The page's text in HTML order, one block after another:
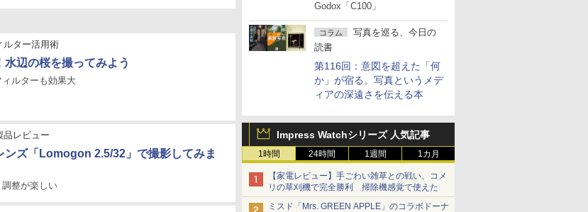
Godox「C100」
コラム
写真を巡る、今日の
読書
第116回：意図を超えた「何
か」が宿る。写真というメデ
ィアの深遠さを伝える本
Impress Watchシリーズ 人気記事
1時間 24時間 1週間 1カ月
【家電レビュー】手ごわい雑草との戦い、コメ
リの草刈機で完全勝利 掃除機感覚で使えた
ミスド「Mrs. GREEN APPLE」のコラボドーナ
ルター活用術
辺の桜を撮ってみよう
ルターも効果大
品レビュー
ンズ「Lomogon 2.5/32」で撮影してみま
整が楽しい